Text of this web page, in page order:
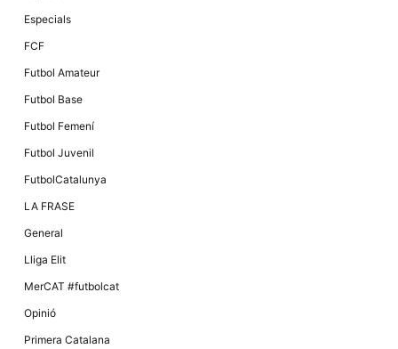
Especials
FCF
Futbol Amateur
Futbol Base
Futbol Femení
Futbol Juvenil
FutbolCatalunya
LA FRASE
General
Lliga Elit
MerCAT #futbolcat
Opinió
Primera Catalana